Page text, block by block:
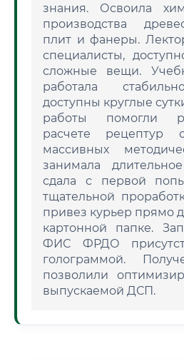
знания. Освоила
производства
плит и фанеры.
специалисты,
сложные вещи.
работала
доступны круглые
работы помогли
расчете рецептур
массивных
занимала
сдала с первой
тщательной
привез курьер прямо
картонной папке.
ФИС ФРДО
голограммой.
позволили
выпускаемой ДСП.